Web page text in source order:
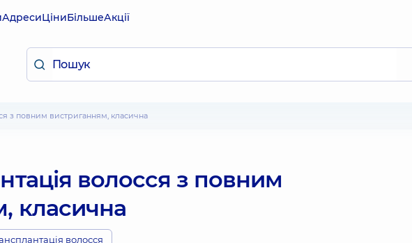
АдресиЦіниБільшеАкції
з повним вистриганням, класична
волосся з повним
класична
волосся